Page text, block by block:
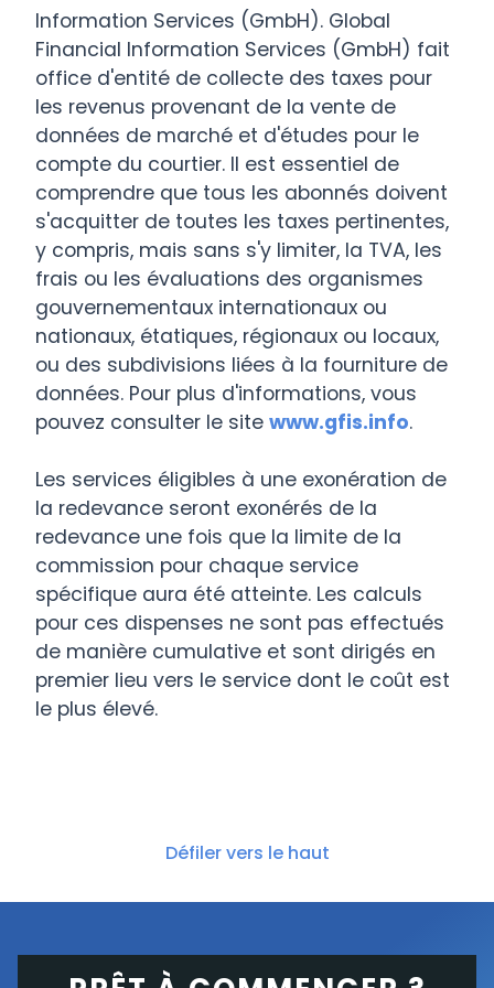
groupée
d'affichage
des actions
et des
produits
dérivés en
Europe)
Turquoise
Equity and
Derivatives.
Exemption
pour les
comptes qui
génèrent au
moins 35 USD
de
commissions
par mois, par
utilisateur
abonné.
lorsque les
commissions
mensuelles
générées sur
le compte
atteindront
USD 35,00.
Index
Indice de
volatilité
Deutsche
Boerse
en temps réel pour
les indices de
volatilité tels que
VDAX(NEW), V2TX,
etc.
EUR 4.50
Euronext
Equities &
Index
Derivatives
Euronext Equity and
Index Derivatives
Levels 1&2.
EUR
39.00
/Mois
tels que le DAX et
que pour les
matières premières,
1,25 EUR
Information Services (GmbH). Global
Financial Information Services (GmbH) fait
office d'entité de collecte des taxes pour
les revenus provenant de la vente de
données de marché et d'études pour le
compte du courtier. Il est essentiel de
comprendre que tous les abonnés doivent
s'acquitter de toutes les taxes pertinentes,
y compris, mais sans s'y limiter, la TVA, les
frais ou les évaluations des organismes
gouvernementaux internationaux ou
nationaux, étatiques, régionaux ou locaux,
ou des subdivisions liées à la fourniture de
données. Pour plus d'informations, vous
pouvez consulter le site www.gfis.info.
Les services éligibles à une exonération de
la redevance seront exonérés de la
redevance une fois que la limite de la
commission pour chaque service
spécifique aura été atteinte. Les calculs
pour ces dispenses ne sont pas effectués
de manière cumulative et sont dirigés en
premier lieu vers le service dont le coût est
le plus élevé.
Défiler vers le haut